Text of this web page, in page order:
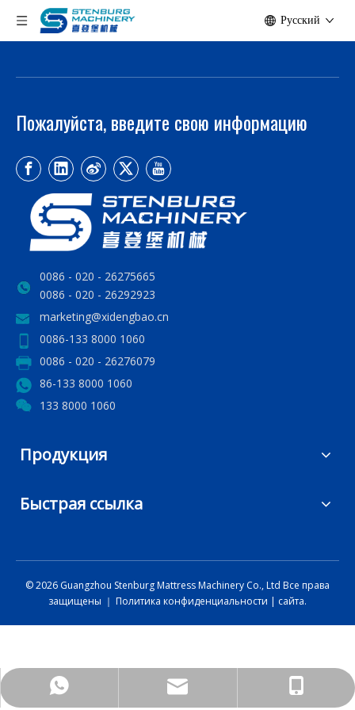
Pусский
Пожалуйста, введите свою информацию
0086 - 020 - 26275665
0086 - 020 - 26292923
marketing@xidengbao.cn
0086-133 8000 1060
0086 - 020 - 26276079
86-133 8000 1060
133 8000 1060
+86 13380001060
marketing@xidengbao.cn
+86 13380001060
Продукция
Быстрая ссылка
©2026 Guangzhou Stenburg Mattress Machinery Co., Ltd Все права
защищены ｜ Политика конфиденциальности | сайта.